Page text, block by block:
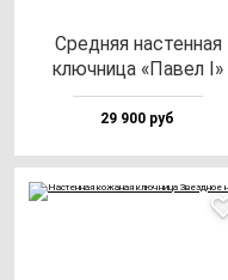
Сред­няя нас­тен­ная
ключ­ни­ца «Павел I»
29 900 руб